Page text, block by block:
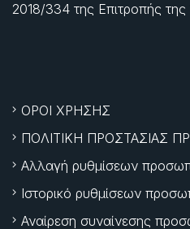
2018/334 της Επιτροπής της
ΟΡΟΙ ΧΡΗΣΗΣ
ΠΟΛΙΤΙΚΗ ΠΡΟΣΤΑΣΙΑΣ
Αλλαγή ρυθμίσεων
Ιστορικό ρυθμίσεων
Αναίρεση συναίνεσης